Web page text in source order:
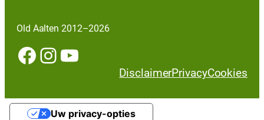
Old Aalten 2012–2026
Facebook InstagramYouTube
DisclaimerPrivacyCookies
Uw privacy-opties